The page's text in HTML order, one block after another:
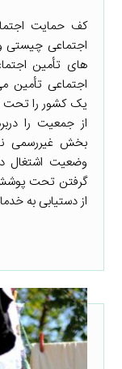
کف حمایت
های تأمین
اجتماعی تأمین
یک کشور را تحت
از جمعیت را
بخش غیررسمی
وضعیت اشتغال
گرفتن تحت
از دست­یابی به